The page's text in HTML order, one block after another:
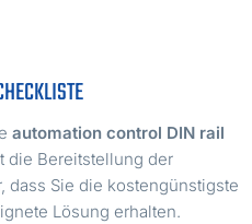
automation control DIN rail
die Bereitstellung der
dass Sie die kostengünstigste
Lösung erhalten.